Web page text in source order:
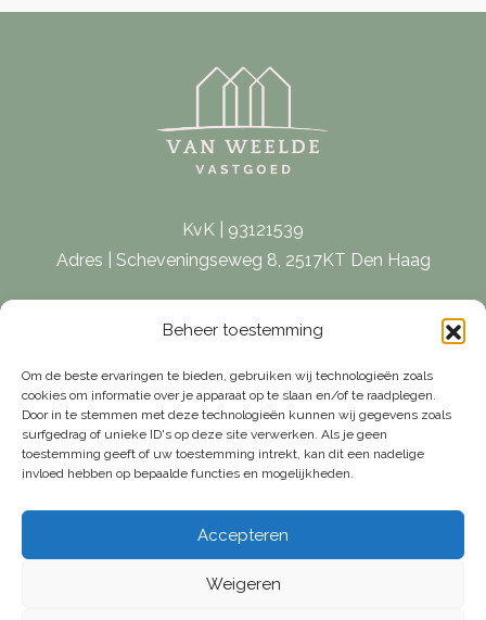
Beheer toestemming
Om de beste ervaringen te bieden, gebruiken wij technologieën zoals
cookies om informatie over je apparaat op te slaan en/of te raadplegen.
Door in te stemmen met deze technologieën kunnen wij gegevens zoals
surfgedrag of unieke ID's op deze site verwerken. Als je geen
toestemming geeft of uw toestemming intrekt, kan dit een nadelige
invloed hebben op bepaalde functies en mogelijkheden.
Accepteren
Weigeren
KvK | 93121539
Adres | Scheveningseweg 8, 2517KT Den Haag
E-mail |[email protected]